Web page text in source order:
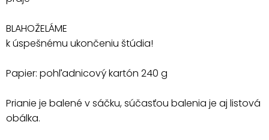
BLAHOŽELÁME
k úspešnému ukončeniu štúdia!
Papier: pohľadnicový kartón 240 g
Prianie je balené v sáčku, súčasťou balenia je aj listová
obálka.